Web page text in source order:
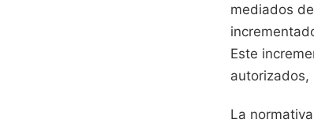
mediados
Este
autorizados,
La